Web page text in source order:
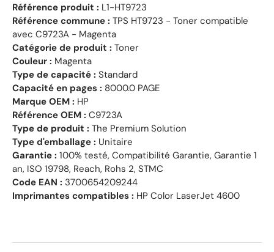
Référence produit : L1-HT9723
Référence commune : TPS HT9723 - Toner compatible
avec C9723A - Magenta
Catégorie de produit : Toner
Couleur : Magenta
Type de capacité : Standard
Capacité en pages : 8000.0 PAGE
Marque OEM : HP
Référence OEM : C9723A
Type de produit : The Premium Solution
Type d'emballage : Unitaire
Garantie : 100% testé, Compatibilité Garantie, Garantie 1
an, ISO 19798, Reach, Rohs 2, STMC
Code EAN : 3700654209244
Imprimantes compatibles : HP Color LaserJet 4600